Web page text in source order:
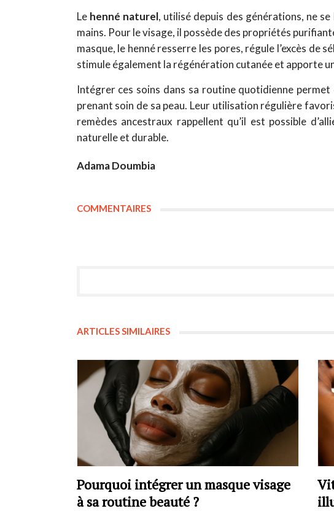
Le henné naturel, utilisé depuis des générations, ne
mains. Pour le visage, il possède des propriétés
masque, le henné resserre les pores, régule l’excès de
stimule également la régénération cutanée et apporte
Intégrer ces soins dans sa routine quotidienne
prenant soin de sa peau. Leur utilisation régulière
remèdes ancestraux rappellent qu’il est possible
naturelle et durable.
Adama Doumbia
COMMENTAIRES
ARTICLES SIMILAIRES
Pourquoi intégrer un masque visage
à sa routine beauté ?